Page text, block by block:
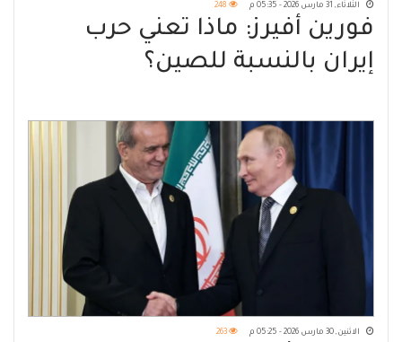
الثلاثاء, 31 مارس 2026 - 05:35 م 248
فورين أفيرز: ماذا تعني حرب
إيران بالنسبة للصين؟
الاثنين, 30 مارس 2026 - 05:25 م 263